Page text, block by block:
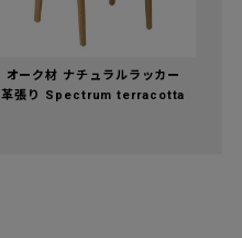
オーク材 ナチュラルラッカー
革張り Spectrum terracotta